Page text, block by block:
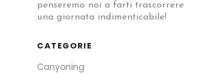
penseremo noi a farti trascorrere
una giornata indimenticabile!
CATEGORIE
Canyoning